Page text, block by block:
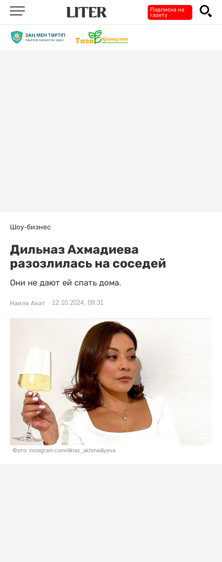
Подписка на
газету
Шоу-бизнес
Дильназ Ахмадиева
разозлилась на соседей
Они не дают ей спать дома.
Наиля Ахат 12.10.2024, 09:31
Фото: instagram.com/dilnaz_akhmadiyeva